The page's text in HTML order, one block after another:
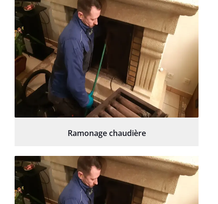
Ramonage chaudière